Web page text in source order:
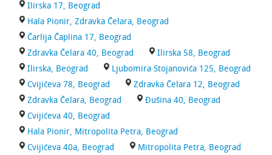
Ilirska 17, Beograd
Hala Pionir, Zdravka Čelara, Beograd
Čarlija Čaplina 17, Beograd
Zdravka Čelara 40, Beograd
Ilirska 58, Beograd
Ilirska, Beograd
Ljubomira Stojanovića 125, Beograd
Cvijićeva 78, Beograd
Zdravka Čelara 12, Beograd
Zdravka Čelara, Beograd
Đušina 40, Beograd
Cvijićeva 40, Beograd
Hala Pionir, Mitropolita Petra, Beograd
Cvijićeva 40a, Beograd
Mitropolita Petra, Beograd